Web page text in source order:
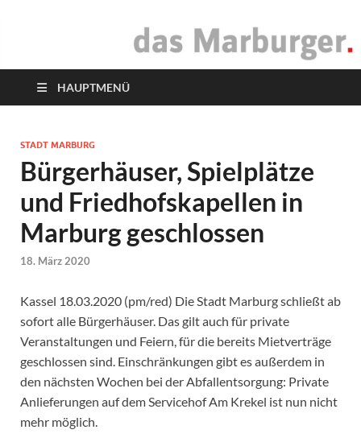
das Marburger.
HAUPTMENÜ
STADT MARBURG
Bürgerhäuser, Spielplätze
und Friedhofskapellen in
Marburg geschlossen
18. März 2020
Kassel 18.03.2020 (pm/red) Die Stadt Marburg schließt ab
sofort alle Bürgerhäuser. Das gilt auch für private
Veranstaltungen und Feiern, für die bereits Mietverträge
geschlossen sind. Einschränkungen gibt es außerdem in
den nächsten Wochen bei der Abfallentsorgung: Private
Anlieferungen auf dem Servicehof Am Krekel ist nun nicht
mehr möglich.